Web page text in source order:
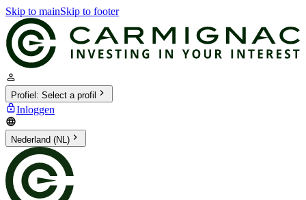
Skip to mainSkip to footer
Profiel : Select a profil
Inloggen
Nederland (NL)